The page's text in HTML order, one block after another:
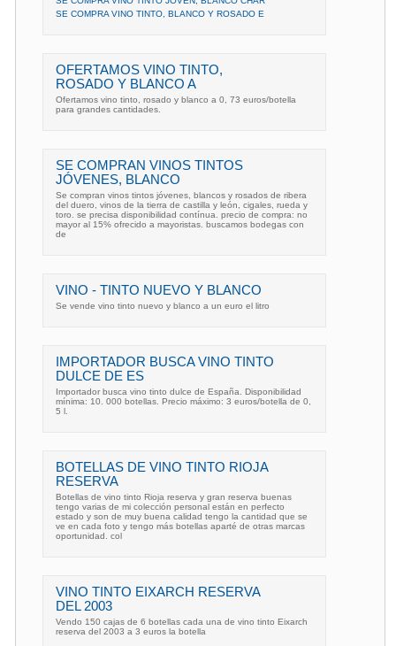
SE COMPRA VINO TINTO, BLANCO Y ROSADO E
OFERTAMOS VINO TINTO,
ROSADO Y BLANCO A
Ofertamos vino tinto, rosado y blanco a 0, 73 euros/botella
para grandes cantidades.
SE COMPRAN VINOS TINTOS
JÓVENES, BLANCO
Se compran vinos tintos jóvenes, blancos y rosados de ribera
del duero, vinos de la tierra de castilla y león, cigales, rueda y
toro. se precisa disponibilidad contínua. precio de compra: no
mayor al 15% ofrecido a mayoristas. buscamos bodegas con
de
VINO - TINTO NUEVO Y BLANCO
Se vende vino tinto nuevo y blanco a un euro el litro
IMPORTADOR BUSCA VINO TINTO
DULCE DE ES
Importador busca vino tinto dulce de España. Disponibilidad
mínima: 10. 000 botellas. Precio máximo: 3 euros/botella de 0,
5 l.
BOTELLAS DE VINO TINTO RIOJA
RESERVA
Botellas de vino tinto Rioja reserva y gran reserva buenas
tengo varias de mi colección personal están en perfecto
estado y son de muy buena calidad tengo la cantidad que se
ve en cada foto y tengo más botellas aparté de otras marcas
oportunidad. col
VINO TINTO EIXARCH RESERVA
DEL 2003
Vendo 150 cajas de 6 botellas cada una de vino tinto Eixarch
reserva del 2003 a 3 euros la botella